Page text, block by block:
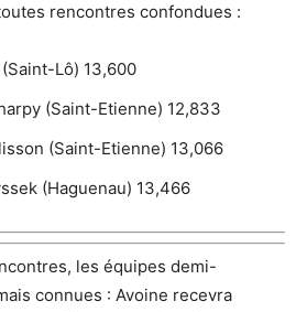
rencontres confondues :
Lô) 13,600
(Saint-Etienne) 12,833
(Saint-Etienne) 13,066
(Haguenau) 13,466
les équipes demi-
connues : Avoine recevra